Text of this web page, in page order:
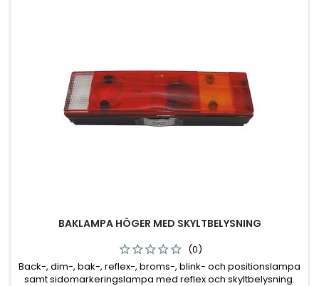
BAKLAMPA HÖGER MED SKYLTBELYSNING
(0)
Back-, dim-, bak-, reflex-, broms-, blink- och positionslampa
samt sidomarkeringslampa med reflex och skyltbelysning.